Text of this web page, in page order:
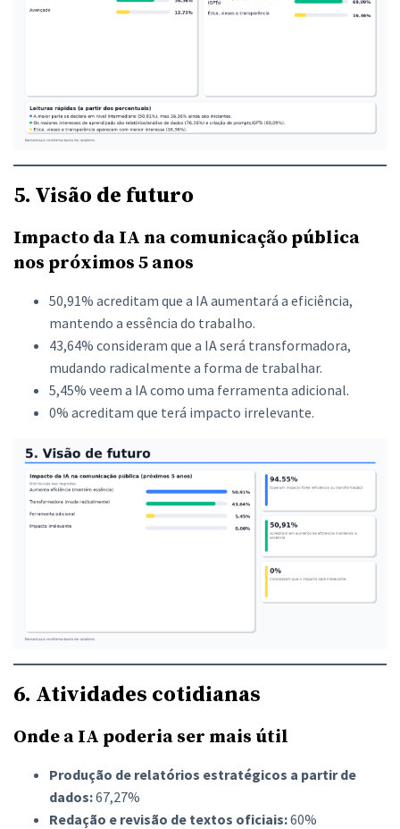
5. Visão de futuro
Impacto da IA na comunicação pública
nos próximos 5 anos
50,91% acreditam que a IA aumentará a eficiência,
mantendo a essência do trabalho.
43,64% consideram que a IA será transformadora,
mudando radicalmente a forma de trabalhar.
5,45% veem a IA como uma ferramenta adicional.
0% acreditam que terá impacto irrelevante.
6. Atividades cotidianas
Onde a IA poderia ser mais útil
Produção de relatórios estratégicos a partir de
dados:67,27%
Redação e revisão de textos oficiais:60%